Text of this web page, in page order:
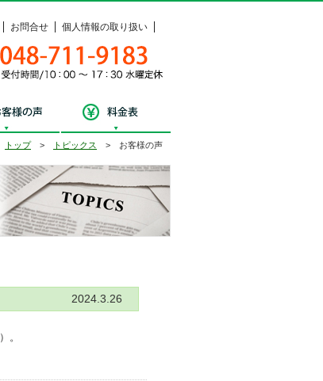
お問合せ 個人情報の取り扱い
048-711-9183
受付時間 / 10：00 ～ 17：30 水曜定休
お客様の声
トップ> トピックス > お客様の声
2024.3.26
）。